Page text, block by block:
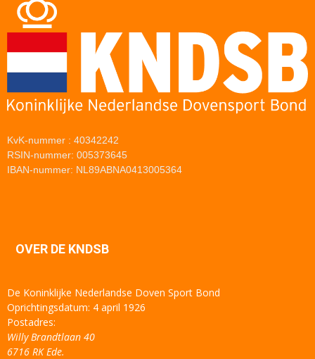
KvK-nummer : 40342242
RSIN-nummer: 005373645
IBAN-nummer: NL89ABNA0413005364
OVER DE KNDSB
De Koninklijke Nederlandse Doven Sport Bond
Oprichtingsdatum: 4 april 1926
Postadres:
Willy Brandtlaan 40
6716 RK Ede.